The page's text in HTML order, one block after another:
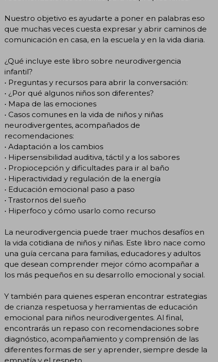
Nuestro objetivo es ayudarte a poner en palabras eso
que muchas veces cuesta expresar y abrir caminos de
comunicación en casa, en la escuela y en la vida diaria.
¿Qué incluye este libro sobre neurodivergencia
infantil?
• Preguntas y recursos para abrir la conversación:
• ¿Por qué algunos niños son diferentes?
• Mapa de las emociones
• Casos comunes en la vida de niños y niñas
neurodivergentes, acompañados de
recomendaciones:
• Adaptación a los cambios
• Hipersensibilidad auditiva, táctil y a los sabores
• Propiocepción y dificultades para ir al baño
• Hiperactividad y regulación de la energía
• Educación emocional paso a paso
• Trastornos del sueño
• Hiperfoco y cómo usarlo como recurso
La neurodivergencia puede traer muchos desafíos en
la vida cotidiana de niños y niñas. Este libro nace como
una guía cercana para familias, educadores y adultos
que desean comprender mejor cómo acompañar a
los más pequeños en su desarrollo emocional y social.
Y también para quienes esperan encontrar estrategias
de crianza respetuosa y herramientas de educación
emocional para niños neurodivergentes. Al final,
encontrarás un repaso con recomendaciones sobre
diagnóstico, acompañamiento y comprensión de las
diferentes formas de ser y aprender, siempre desde la